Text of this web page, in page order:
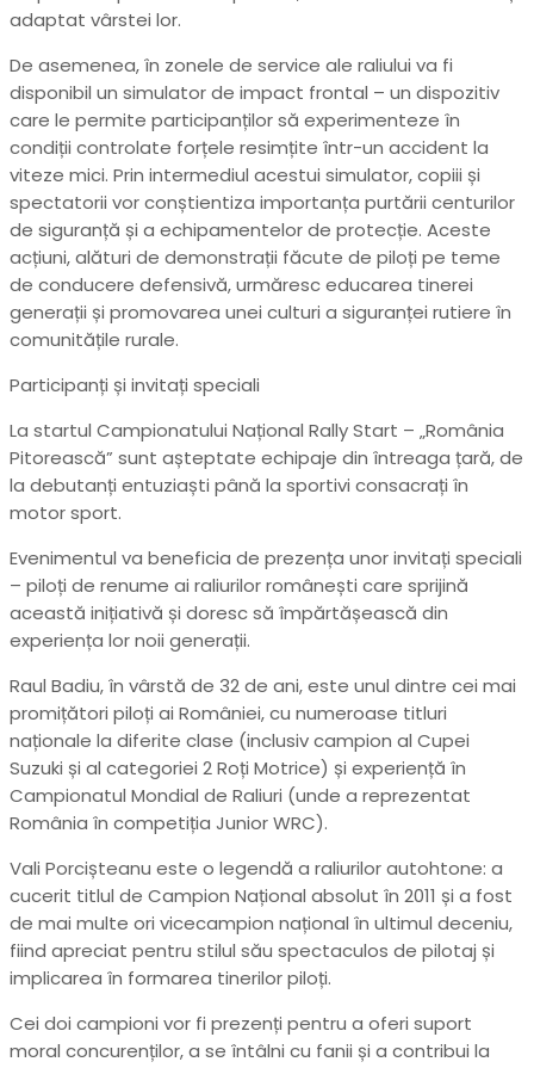
adaptat vârstei lor.
De asemenea, în zonele de service ale raliului va fi
disponibil un simulator de impact frontal – un dispozitiv
care le permite participanților să experimenteze în
condiții controlate forțele resimțite într-un accident la
viteze mici. Prin intermediul acestui simulator, copiii și
spectatorii vor conștientiza importanța purtării centurilor
de siguranță și a echipamentelor de protecție. Aceste
acțiuni, alături de demonstrații făcute de piloți pe teme
de conducere defensivă, urmăresc educarea tinerei
generații și promovarea unei culturi a siguranței rutiere în
comunitățile rurale.
Participanți și invitați speciali
La startul Campionatului Național Rally Start – „România
Pitorească” sunt așteptate echipaje din întreaga țară, de
la debutanți entuziaști până la sportivi consacrați în
motor sport.
Evenimentul va beneficia de prezența unor invitați speciali
– piloți de renume ai raliurilor românești care sprijină
această inițiativă și doresc să împărtășească din
experiența lor noii generații.
Raul Badiu, în vârstă de 32 de ani, este unul dintre cei mai
promițători piloți ai României, cu numeroase titluri
naționale la diferite clase (inclusiv campion al Cupei
Suzuki și al categoriei 2 Roți Motrice) și experiență în
Campionatul Mondial de Raliuri (unde a reprezentat
România în competiția Junior WRC).
Vali Porcișteanu este o legendă a raliurilor autohtone: a
cucerit titlul de Campion Național absolut în 2011 și a fost
de mai multe ori vicecampion național în ultimul deceniu,
fiind apreciat pentru stilul său spectaculos de pilotaj și
implicarea în formarea tinerilor piloți.
Cei doi campioni vor fi prezenți pentru a oferi suport
moral concurenților, a se întâlni cu fanii și a contribui la